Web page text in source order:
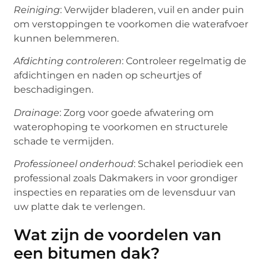
Reiniging: Verwijder bladeren, vuil en ander puin
om verstoppingen te voorkomen die waterafvoer
kunnen belemmeren.
Afdichting controleren: Controleer regelmatig de
afdichtingen en naden op scheurtjes of
beschadigingen.
Drainage: Zorg voor goede afwatering om
waterophoping te voorkomen en structurele
schade te vermijden.
Professioneel onderhoud: Schakel periodiek een
professional zoals Dakmakers in voor grondiger
inspecties en reparaties om de levensduur van
uw platte dak te verlengen.
Wat zijn de voordelen van
een bitumen dak?